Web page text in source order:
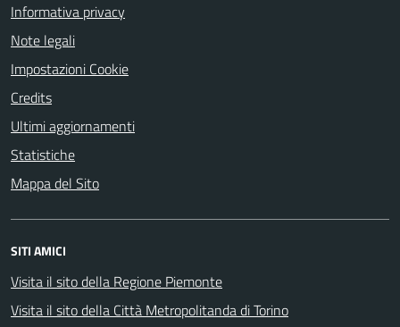
Informativa privacy
Note legali
Impostazioni Cookie
Credits
Ultimi aggiornamenti
Statistiche
Mappa del Sito
SITI AMICI
Visita il sito della Regione Piemonte
Visita il sito della Città Metropolitanda di Torino